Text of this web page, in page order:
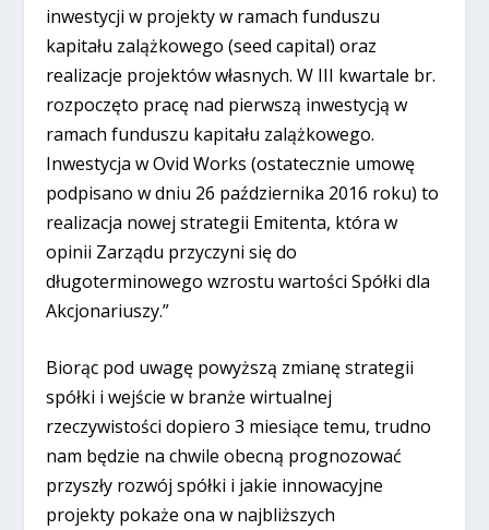
inwestycji w projekty w ramach funduszu
kapitału zalążkowego (seed capital) oraz
realizacje projektów własnych. W III kwartale br.
rozpoczęto pracę nad pierwszą inwestycją w
ramach funduszu kapitału zalążkowego.
Inwestycja w Ovid Works (ostatecznie umowę
podpisano w dniu 26 października 2016 roku) to
realizacja nowej strategii Emitenta, która w
opinii Zarządu przyczyni się do
długoterminowego wzrostu wartości Spółki dla
Akcjonariuszy.”
Biorąc pod uwagę powyższą zmianę strategii
spółki i wejście w branże wirtualnej
rzeczywistości dopiero 3 miesiące temu, trudno
nam będzie na chwile obecną prognozować
przyszły rozwój spółki i jakie innowacyjne
projekty pokaże ona w najbliższych